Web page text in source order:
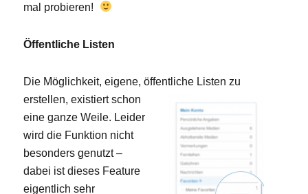
mal probieren!
Öffentliche Listen
Die Möglichkeit, eigene, öffentliche Listen zu
erstellen, existiert schon
eine ganze Weile. Leider
wird die Funktion nicht
besonders genutzt –
dabei ist dieses Feature
eigentlich sehr